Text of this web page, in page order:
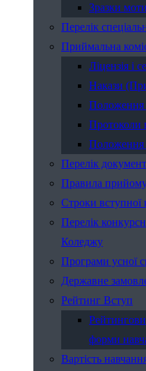
Зразки
Перелік
Приймальна
Ліцензія і
Накази
Положення
Протоколи
Перелік
Правила
Строки вступної
Перелік
Коледжу
Програми усної
Державне
Рейтинг Вступ
форми
Вартість